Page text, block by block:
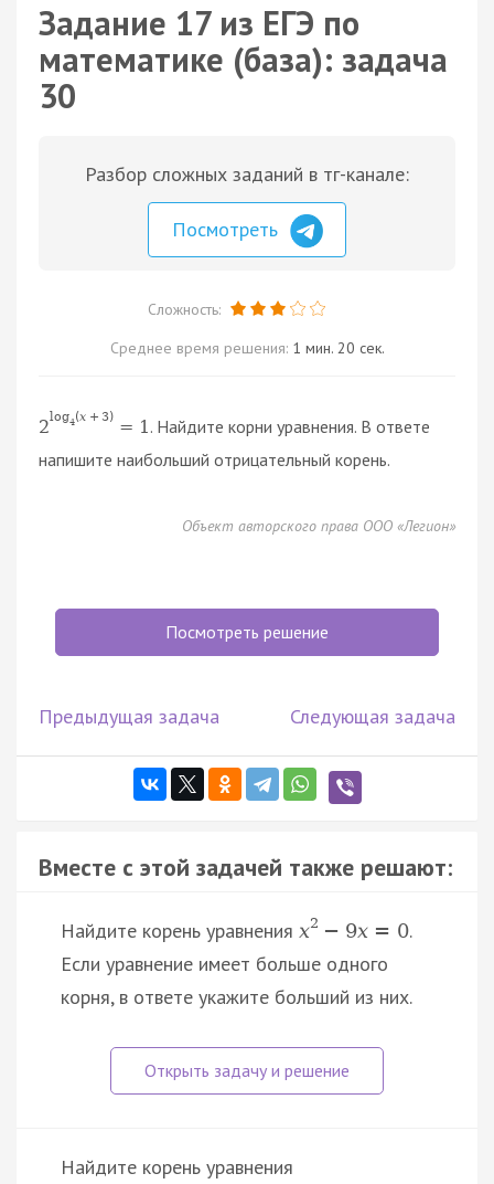
Задание 17 из ЕГЭ по
математике (база): задача
30
Разбор сложных заданий в тг-канале:
Посмотреть
Сложность:
Среднее время решения: 1 мин. 20 сек.
2log4(x + 3) = 1 . Найдите корни уравнения. В ответе
напишите наибольший отрицательный корень.
Объект авторского права ООО «Легион»
Посмотреть решение
Предыдущая задача Следующая задача
Вместе с этой задачей также решают:
Найдите корень уравнения x2 − 9x = 0.
Если уравнение имеет больше одного
корня, в ответе укажите больший из них.
Найдите корень уравнения